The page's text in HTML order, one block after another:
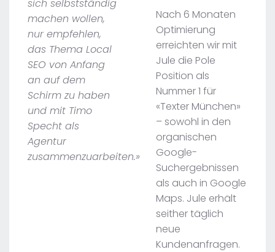
sich selbstständig
machen wollen,
nur empfehlen,
das Thema Local
SEO von Anfang
an auf dem
Schirm zu haben
und mit Timo
Specht als
Agentur
zusammenzuarbeiten.»
Nach 6 Monaten
Optimierung
erreichten wir mit
Jule die Pole
Position als
Nummer 1 für
«Texter München»
– sowohl in den
organischen
Google-
Suchergebnissen
als auch in Google
Maps. Jule erhält
seither täglich
neue
Kundenanfragen.